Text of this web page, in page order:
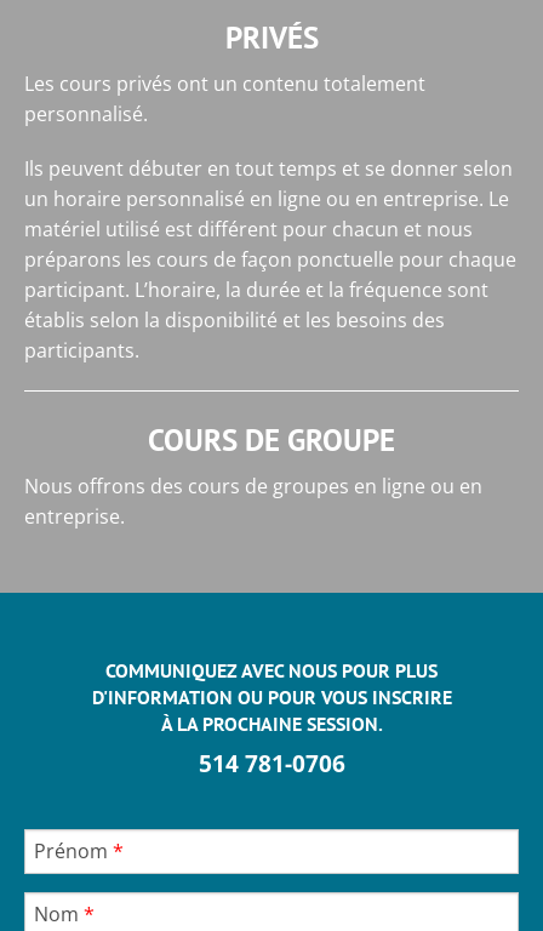
PRIVÉS
Les cours privés ont un contenu totalement
personnalisé.
Ils peuvent débuter en tout temps et se donner selon
un horaire personnalisé en ligne ou en entreprise. Le
matériel utilisé est différent pour chacun et nous
préparons les cours de façon ponctuelle pour chaque
participant. L’horaire, la durée et la fréquence sont
établis selon la disponibilité et les besoins des
participants.
COURS DE GROUPE
Nous offrons des cours de groupes en ligne ou en
entreprise.
COMMUNIQUEZ AVEC NOUS POUR PLUS
D'INFORMATION OU POUR VOUS INSCRIRE
À LA PROCHAINE SESSION.
514 781-0706
Prénom *
Nom *